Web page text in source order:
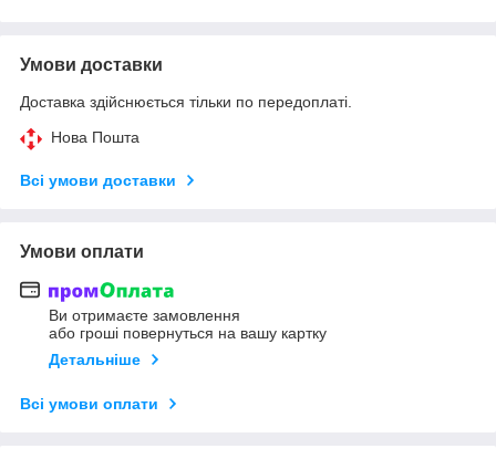
Умови доставки
Доставка здійснюється тільки по передоплаті.
Нова Пошта
Всі умови доставки
Умови оплати
Ви отримаєте замовлення
або гроші повернуться на вашу картку
Детальніше
Всі умови оплати